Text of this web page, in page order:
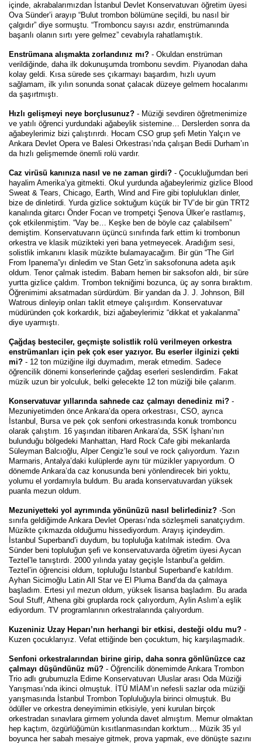
içinde, akrabalarımızdan İstanbul Devlet Konservatuvarı öğretim üyesi
Ova Sünder’i arayıp “Bulut trombon bölümüne seçildi, bu nasıl bir
çalgıdır” diye sormuştu. “Tromboncu sayısı azdır, enstrümanında
başarılı olanın sırtı yere gelmez” cevabıyla rahatlamıştık.
Enstrümana alışmakta zorlandınız mı? - Okuldan enstrüman
verildiğinde, daha ilk dokunuşumda trombonu sevdim. Piyanodan daha
kolay geldi. Kısa sürede ses çıkarmayı başardım, hızlı uyum
sağlamam, ilk yılın sonunda sonat çalacak düzeye gelmem hocalarımı
da şaşırtmıştı.
Hızlı gelişmeyi neye borçlusunuz? - Müziği sevdiren öğretmenimize
ve yatılı öğrenci yurdundaki ağabeylik sistemine… Derslerden sonra da
ağabeylerimiz bizi çalıştırırdı. Hocam CSO grup şefi Metin Yalçın ve
Ankara Devlet Opera ve Balesi Orkestrası’nda çalışan Bedii Durham’ın
da hızlı gelişmemde önemli rolü vardır.
Caz virüsü kanınıza nasıl ve ne zaman girdi? - Çocukluğumdan beri
hayalim Amerika’ya gitmekti. Okul yurdunda ağabeylerimiz gizlice Blood
Sweat & Tears, Chicago, Earth, Wind and Fire gibi toplulukları dinler,
bize de dinletirdi. Yurda gizlice soktuğum küçük bir TV’de bir gün TRT2
kanalında gitarcı Önder Focan ve trompetçi Şenova Ülker’e rastlamış,
çok etkilenmiştim. “Vay be… Keşke ben de böyle caz çalabilsem”
demiştim. Konservatuvarın üçüncü sınıfında fark ettim ki trombonun
orkestra ve klasik müzikteki yeri bana yetmeyecek. Aradığım sesi,
solistlik imkanını klasik müzikte bulamayacağım. Bir gün “The Girl
From Ipanema”yı dinledim ve Stan Getz’in saksofonuna adeta aşık
oldum. Tenor çalmak istedim. Babam hemen bir saksofon aldı, bir süre
yurtta gizlice çaldım. Trombon tekniğimi bozunca, üç ay sonra bıraktım.
Öğrenimimi aksatmadan sürdürdüm. Bir yandan da J. J. Johnson, Bill
Watrous dinleyip onları taklit etmeye çalışırdım. Konservatuvar
müdüründen çok korkardık, bizi ağabeylerimiz “dikkat et yakalanma”
diye uyarmıştı.
Çağdaş besteciler, geçmişte solistlik rolü verilmeyen orkestra
enstrümanları için pek çok eser yazıyor. Bu eserler ilginizi çekti
mi? - 12 ton müziğine ilgi duymadım, merak etmedim. Sadece
öğrencilik dönemi konserlerinde çağdaş eserleri seslendirdim. Fakat
müzik uzun bir yolculuk, belki gelecekte 12 ton müziği bile çalarım.
Konservatuvar yıllarında sahnede caz çalmayı denediniz mi? -
Mezuniyetimden önce Ankara’da opera orkestrası, CSO, ayrıca
İstanbul, Bursa ve pek çok senfoni orkestrasında konuk tromboncu
olarak çalıştım. 16 yaşından itibaren Ankara’da, SSK İşhanı’nın
bulunduğu bölgedeki Manhattan, Hard Rock Cafe gibi mekanlarda
Süleyman Balcıoğlu, Alper Cengiz’le soul ve rock çalıyordum. Yazın
Marmaris, Antalya’daki kulüplerde aynı tür müzikler yapıyordum. O
dönemde Ankara’da caz konusunda beni yönlendirecek biri yoktu,
yolumu el yordamıyla buldum. Bu arada konservatuvardan yüksek
puanla mezun oldum.
Mezuniyetteki yol ayrımında yönünüzü nasıl belirlediniz? -Son
sınıfa geldiğimde Ankara Devlet Operası’nda sözleşmeli sanatçıydım.
Müzikte çıkmazda olduğumu hissediyordum. Arayış içindeydim.
İstanbul Superband’i duydum, bu topluluğa katılmak istedim. Ova
Sünder beni topluluğun şefi ve konservatuvarda öğretim üyesi Aycan
Teztel’le tanıştırdı. 2000 yılında yatay geçişle İstanbul’a geldim.
Teztel’in öğrencisi oldum, topluluğu Istanbul Superband’e katıldım.
Ayhan Sicimoğlu Latin All Star ve El Pluma Band’da da çalmaya
başladım. Ertesi yıl mezun oldum, yüksek lisansa başladım. Bu arada
Soul Stuff, Athena gibi gruplarda rock çalıyordum, Aylin Aslım’a eşlik
ediyordum. TV programlarının orkestralarında çalıyordum.
Kuzeniniz Uzay Heparı’nın herhangi bir etkisi, desteği oldu mu? -
Kuzen çocuklarıyız. Vefat ettiğinde ben çocuktum, hiç karşılaşmadık.
Senfoni orkestralarından birine girip, daha sonra gönlünüzce caz
çalmayı düşündünüz mü? - Öğrencilik dönemimde Ankara Trombon
Trio adlı grubumuzla Edirne Konservatuvarı Uluslar arası Oda Müziği
Yarışması’nda ikinci olmuştuk. İTÜ MİAM’ın nefesli sazlar oda müziği
yarışmasında İstanbul Trombon Topluluğuyla birinci olmuştuk. Bu
ödüller ve orkestra deneyimimin etkisiyle, yeni kurulan birçok
orkestradan sınavlara girmem yolunda davet almıştım. Memur olmaktan
hep kaçtım, özgürlüğümün kısıtlanmasından korktum… Müzik 35 yıl
boyunca her sabah mesaiye gitmek, prova yapmak, eve dönüşte sazını